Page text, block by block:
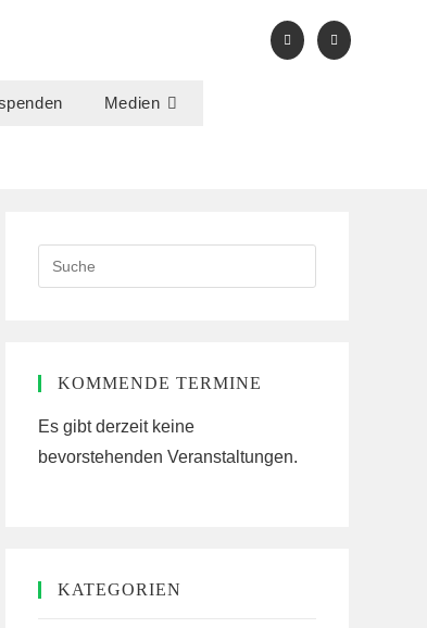
Medien
this
KOMMENDE TERMINE
Es gibt derzeit keine
bevorstehenden Veranstaltungen.
KATEGORIEN